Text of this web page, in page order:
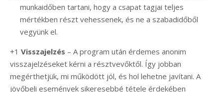
munkaidőben tartani, hogy a csapat tagjai teljes
mértékben részt vehessenek, és ne a szabadidőből
vegyünk el.
+1 Visszajelzés – A program után érdemes anonim
visszajelzéseket kérni a résztvevőktől. Így jobban
megérthetjük, mi működött jól, és hol lehetne javítani. A
jövőbeli események sikeresebbé tétele érdekében